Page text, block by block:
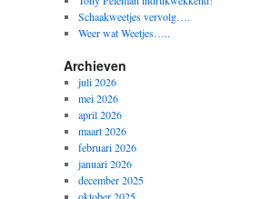
Schaakweetjes vervolg….
Weer wat Weetjes…..
Archieven
juli 2026
mei 2026
april 2026
maart 2026
februari 2026
januari 2026
december 2025